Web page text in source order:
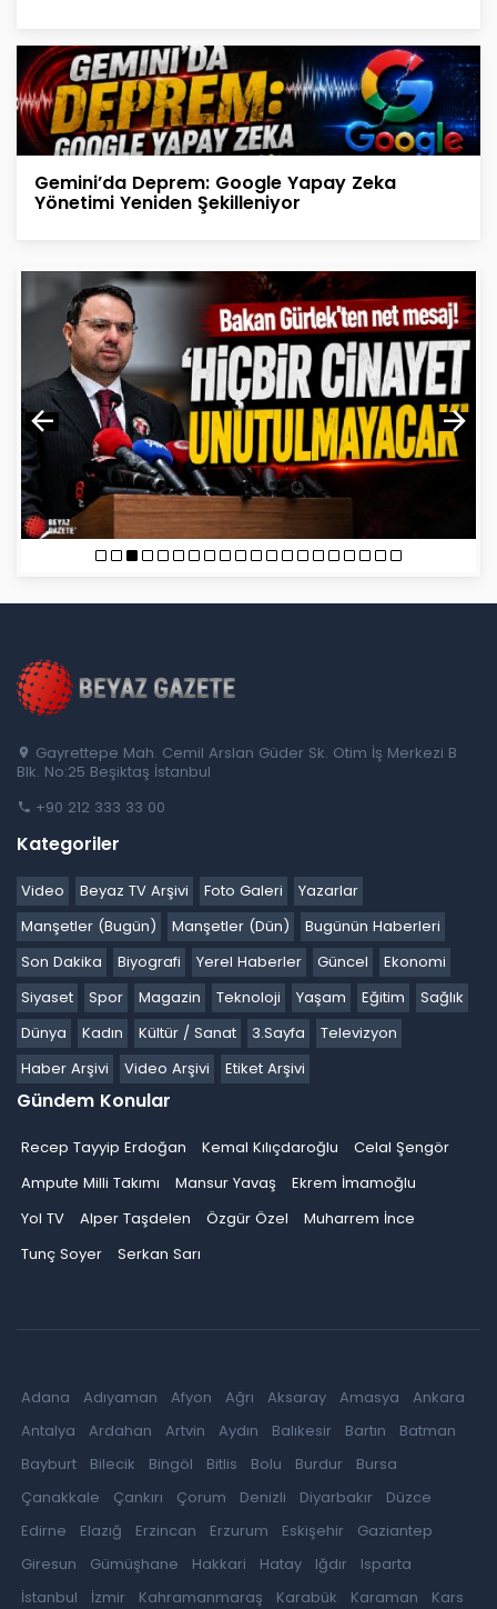
Gemini’da Deprem: Google Yapay Zeka
Yönetimi Yeniden Şekilleniyor
Gayrettepe Mah. Cemil Arslan Güder Sk. Otim İş Merkezi B
Blk. No:25 Beşiktaş İstanbul
+90 212 333 33 00
Kategoriler
Video Beyaz TV Arşivi Foto Galeri
Yazarlar
Manşetler (Bugün)
Manşetler (Dün)
Bugünün Haberleri
Son Dakika
Biyografi Yerel Haberler Güncel
Ekonomi
Siyaset
Spor Magazin Teknoloji Yaşam Eğitim
Sağlık
Dünya
Kadın Kültür / Sanat 3.Sayfa
Televizyon
Haber Arşivi
Video Arşivi Etiket Arşivi
Gündem Konular
Recep Tayyip Erdoğan Kemal Kılıçdaroğlu
Celal Şengör
Ampute Milli Takımı
Mansur Yavaş
Ekrem İmamoğlu
Yol TV
Alper Taşdelen Özgür Özel
Muharrem İnce
Tunç Soyer
Serkan Sarı
Adana Adıyaman Afyon Ağrı Aksaray Amasya
Ankara
Antalya
Ardahan Artvin Aydın Balıkesir Bartın
Batman
Bayburt
Bilecik Bingöl Bitlis Bolu Burdur
Bursa
Çanakkale
Çankırı Çorum Denizli Diyarbakır
Düzce
Edirne
Elazığ Erzincan Erzurum Eskişehir
Gaziantep
Giresun
Gümüşhane Hakkari Hatay Iğdır
Isparta
İstanbul
İzmir Kahramanmaraş Karabük Karaman
Kars